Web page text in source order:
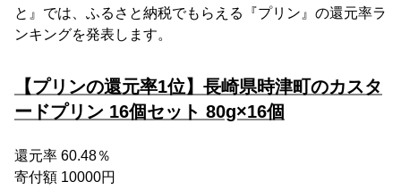
と』では、ふるさと納税でもらえる『プリン』の還元率ラ
ンキングを発表します。
【プリンの還元率1位】長崎県時津町のカスタ
ードプリン 16個セット 80g×16個
還元率 60.48％
寄付額 10000円